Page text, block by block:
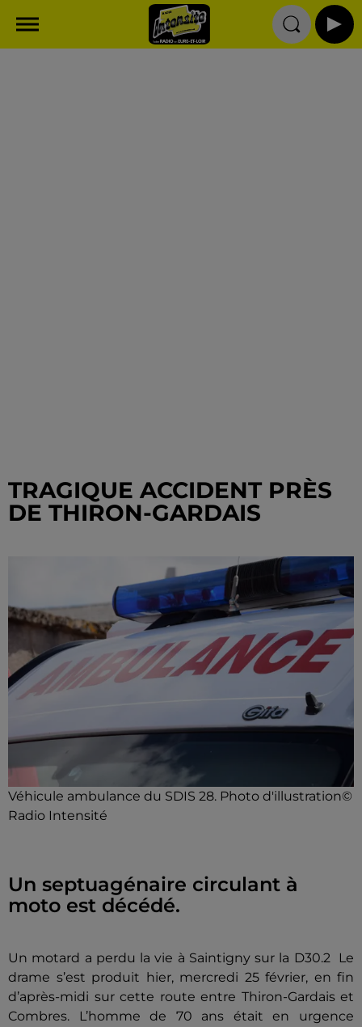
TRAGIQUE ACCIDENT PRÈS
DE THIRON-GARDAIS
Véhicule ambulance du SDIS 28. Photo d'illustration©
Radio Intensité
Un septuagénaire circulant à
moto est décédé.
Un motard a perdu la vie à Saintigny sur la D30.2 Le
drame s’est produit hier, mercredi 25 février, en fin
d’après-midi sur cette route entre Thiron-Gardais et
Combres. L’homme de 70 ans était en urgence